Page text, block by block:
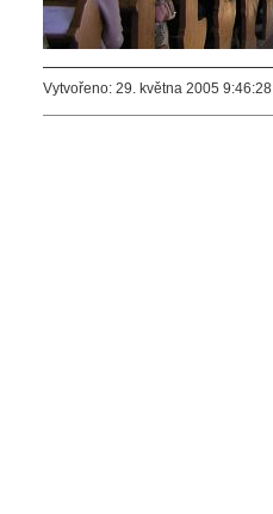
Vytvořeno: 29. května 2005 9:46:28